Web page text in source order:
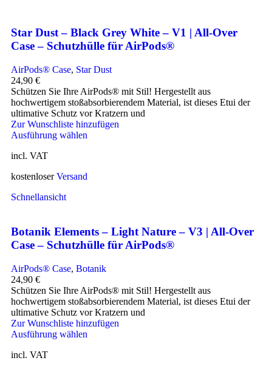
Star Dust – Black Grey White – V1 | All-Over
Case – Schutzhülle für AirPods®
AirPods® Case, Star Dust
24,90 €
Schützen Sie Ihre AirPods® mit Stil! Hergestellt aus
hochwertigem stoßabsorbierendem Material, ist dieses Etui der
ultimative Schutz vor Kratzern und
Zur Wunschliste hinzufügen
Ausführung wählen
incl. VAT
kostenloserVersand
Schnellansicht
Botanik Elements – Light Nature – V3 | All-Over
Case – Schutzhülle für AirPods®
AirPods® Case, Botanik
24,90 €
Schützen Sie Ihre AirPods® mit Stil! Hergestellt aus
hochwertigem stoßabsorbierendem Material, ist dieses Etui der
ultimative Schutz vor Kratzern und
Zur Wunschliste hinzufügen
Ausführung wählen
incl. VAT